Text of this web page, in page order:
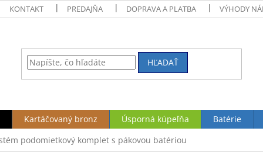
KONTAKT PREDAJŇA DOPRAVA A PLATBA VÝHODY
HĽADAŤ
Kartáčovaný bronz Úsporná kúpeľňa Batérie
podomietkový komplet s pákovou batériou